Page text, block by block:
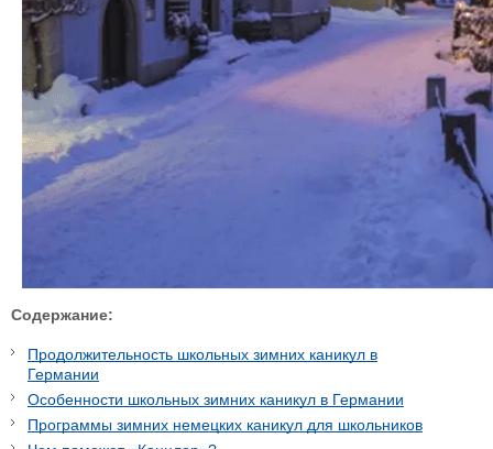
Содержание:
Продолжительность школьных зимних каникул в
Германии
Особенности школьных зимних каникул в Германии
Программы зимних немецких каникул для школьников